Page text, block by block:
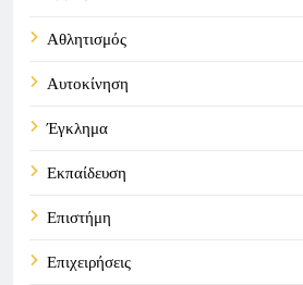
Αθλητισμός
Αυτοκίνηση
Έγκλημα
Εκπαίδευση
Επιστήμη
Επιχειρήσεις